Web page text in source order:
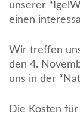
unserer
einen
Wir treffen
den 4.
uns in der
Die Kosten